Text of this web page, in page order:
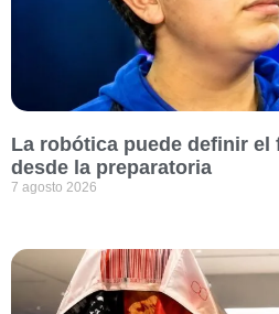
La robótica puede definir
desde la preparatoria
7 agosto 2026